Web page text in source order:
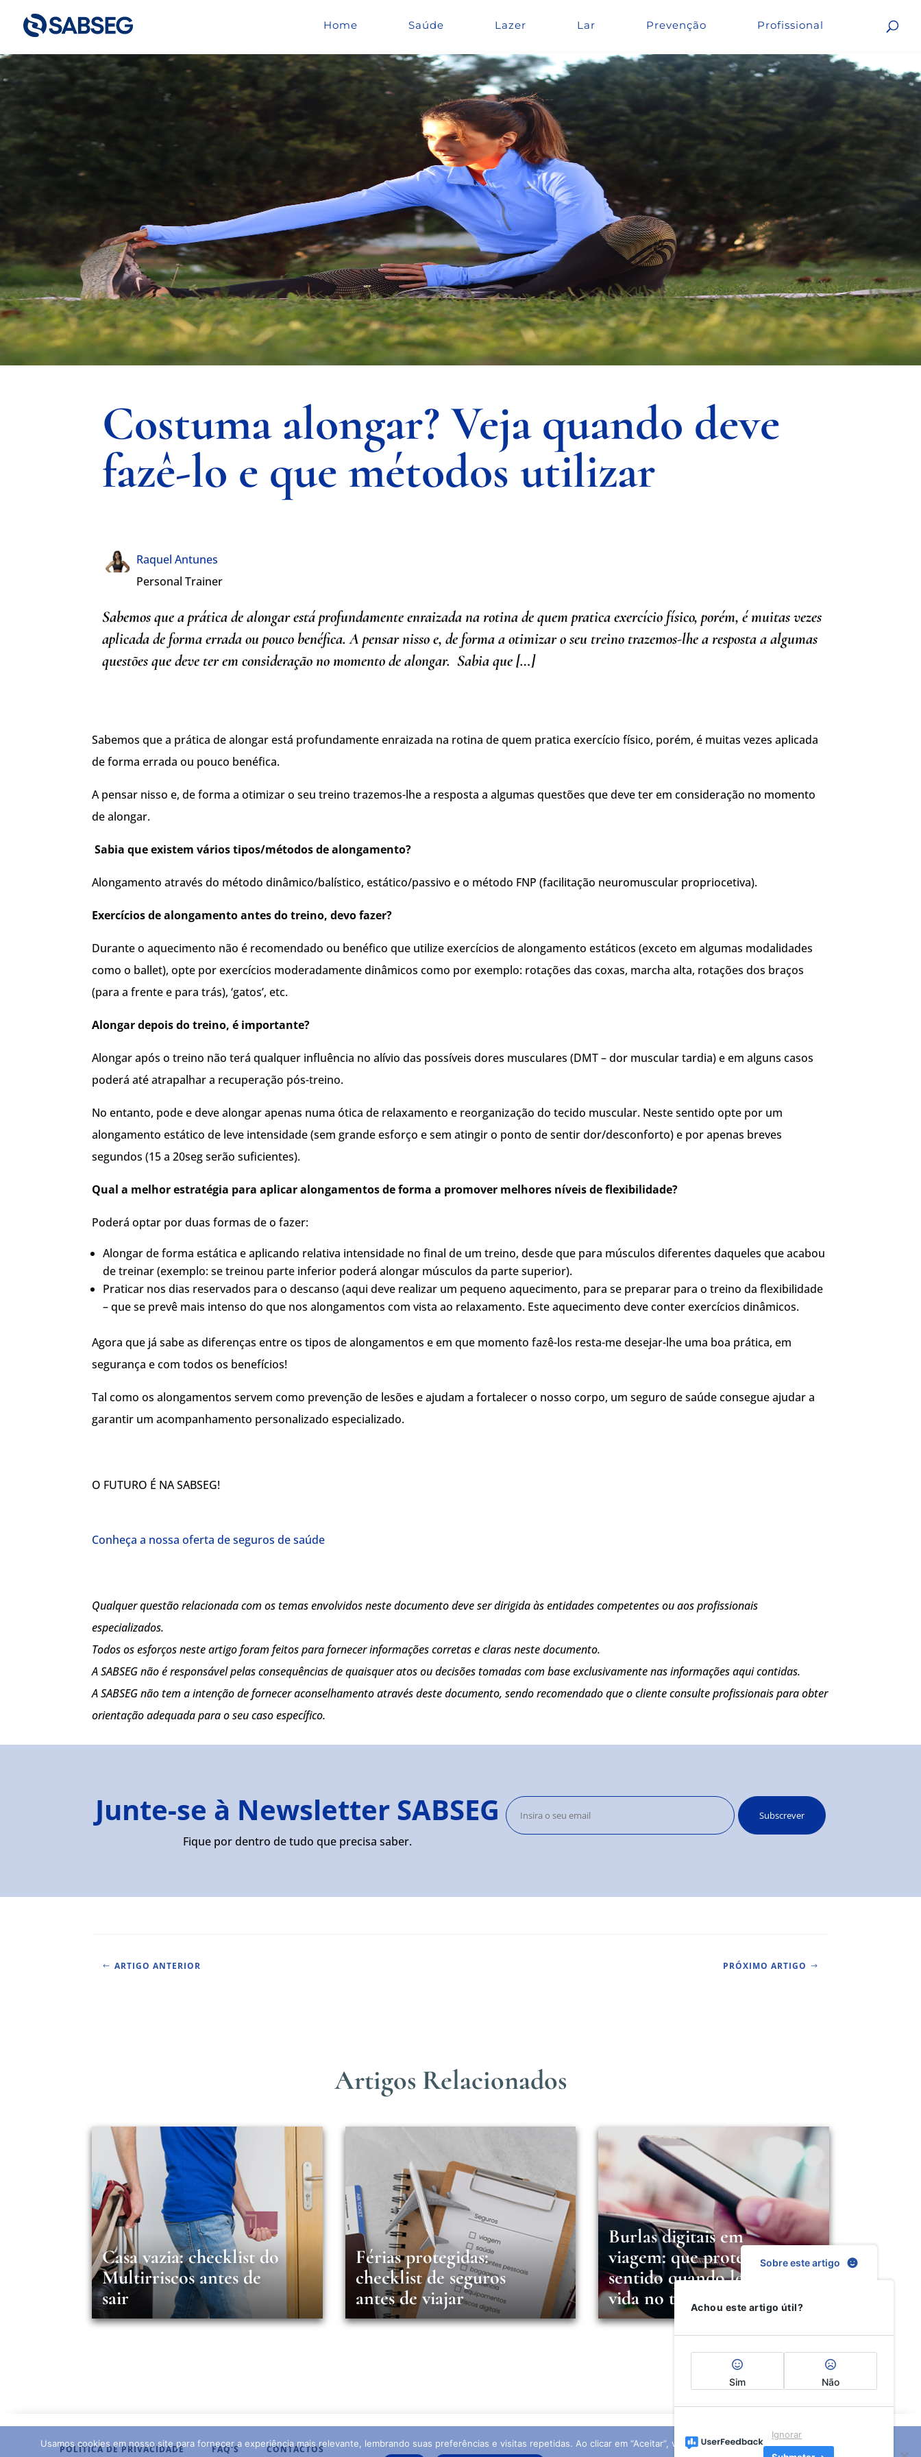
Home Saúde Lazer Lar Prevenção Profissional
Costuma alongar? Veja quando deve
fazê-lo e que métodos utilizar
Raquel Antunes
Personal Trainer
Sabemos que a prática de alongar está profundamente enraizada na rotina de quem pratica exercício físico, porém, é muitas vezes
aplicada de forma errada ou pouco benéfica. A pensar nisso e, de forma a otimizar o seu treino trazemos-lhe a resposta a algumas
questões que deve ter em consideração no momento de alongar. Sabia que […]
Sabemos que a prática de alongar está profundamente enraizada na rotina de quem pratica exercício físico, porém, é muitas vezes aplicada
de forma errada ou pouco benéfica.
A pensar nisso e, de forma a otimizar o seu treino trazemos-lhe a resposta a algumas questões que deve ter em consideração no momento
de alongar.
Sabia que existem vários tipos/métodos de alongamento?
Alongamento através do método dinâmico/balístico, estático/passivo e o método FNP (facilitação neuromuscular propriocetiva).
Exercícios de alongamento antes do treino, devo fazer?
Durante o aquecimento não é recomendado ou benéfico que utilize exercícios de alongamento estáticos (exceto em algumas modalidades
como o ballet), opte por exercícios moderadamente dinâmicos como por exemplo: rotações das coxas, marcha alta, rotações dos braços
(para a frente e para trás), ‘gatos’, etc.
Alongar depois do treino, é importante?
Alongar após o treino não terá qualquer influência no alívio das possíveis dores musculares (DMT – dor muscular tardia) e em alguns casos
poderá até atrapalhar a recuperação pós-treino.
No entanto, pode e deve alongar apenas numa ótica de relaxamento e reorganização do tecido muscular. Neste sentido opte por um
alongamento estático de leve intensidade (sem grande esforço e sem atingir o ponto de sentir dor/desconforto) e por apenas breves
segundos (15 a 20seg serão suficientes).
Qual a melhor estratégia para aplicar alongamentos de forma a promover melhores níveis de flexibilidade?
Poderá optar por duas formas de o fazer:
Alongar de forma estática e aplicando relativa intensidade no final de um treino, desde que para músculos diferentes daqueles que acabou
de treinar (exemplo: se treinou parte inferior poderá alongar músculos da parte superior).
Praticar nos dias reservados para o descanso (aqui deve realizar um pequeno aquecimento, para se preparar para o treino da flexibilidade
– que se prevê mais intenso do que nos alongamentos com vista ao relaxamento. Este aquecimento deve conter exercícios dinâmicos.
Agora que já sabe as diferenças entre os tipos de alongamentos e em que momento fazê-los resta-me desejar-lhe uma boa prática, em
segurança e com todos os benefícios!
Tal como os alongamentos servem como prevenção de lesões e ajudam a fortalecer o nosso corpo, um seguro de saúde consegue ajudar a
garantir um acompanhamento personalizado especializado.
O FUTURO É NA SABSEG!
Conheça a nossa oferta de seguros de saúde
Qualquer questão relacionada com os temas envolvidos neste documento deve ser dirigida às entidades competentes ou aos profissionais
especializados.
Todos os esforços neste artigo foram feitos para fornecer informações corretas e claras neste documento.
A SABSEG não é responsável pelas consequências de quaisquer atos ou decisões tomadas com base exclusivamente nas informações aqui contidas.
A SABSEG não tem a intenção de fornecer aconselhamento através deste documento, sendo recomendado que o cliente consulte profissionais para obter
orientação adequada para o seu caso específico.
Junte-se à Newsletter SABSEG
Fique por dentro de tudo que precisa saber.
# ARTIGO ANTERIOR PRÓXIMO ARTIGO $
Artigos Relacionados
Casa vazia: checklist do
Multirriscos antes de
sair
Férias protegidas:
checklist de seguros
antes de viajar
Burlas digitais em
viagem: que proteção faz
sentido quando leva a
vida no telemóvel?
POLÍTICA DE PRIVACIDADE FAQ'S CONTACTOS @2021 SABSEG Seguros
Usamos cookies em nosso site para fornecer a experiência mais relevante, lembrando suas preferências e visitas repetidas. Ao clicar em “Aceitar”, você concorda com o uso de TODOS os cookies.
Sobre este artigo
Achou este artigo útil?
Sim Não
Ignorar